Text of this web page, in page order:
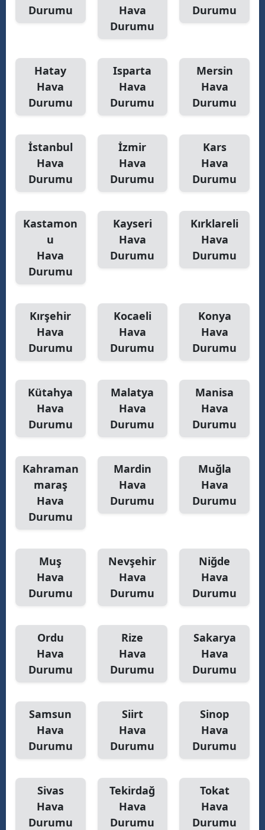
Durumu
Hava
Durumu
Durumu
Hatay
Hava
Durumu
Isparta
Hava
Durumu
Mersin
Hava
Durumu
İstanbul
Hava
Durumu
İzmir
Hava
Durumu
Kars
Hava
Durumu
Kastamon
u
Hava
Durumu
Kayseri
Hava
Durumu
Kırklareli
Hava
Durumu
Kırşehir
Hava
Durumu
Kocaeli
Hava
Durumu
Konya
Hava
Durumu
Kütahya
Hava
Durumu
Malatya
Hava
Durumu
Manisa
Hava
Durumu
Kahraman
maraş
Hava
Durumu
Mardin
Hava
Durumu
Muğla
Hava
Durumu
Muş
Hava
Durumu
Nevşehir
Hava
Durumu
Niğde
Hava
Durumu
Ordu
Hava
Durumu
Rize
Hava
Durumu
Sakarya
Hava
Durumu
Samsun
Hava
Durumu
Siirt
Hava
Durumu
Sinop
Hava
Durumu
Sivas
Hava
Durumu
Tekirdağ
Hava
Durumu
Tokat
Hava
Durumu